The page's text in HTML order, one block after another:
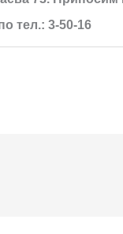
тел.: 3-50-16